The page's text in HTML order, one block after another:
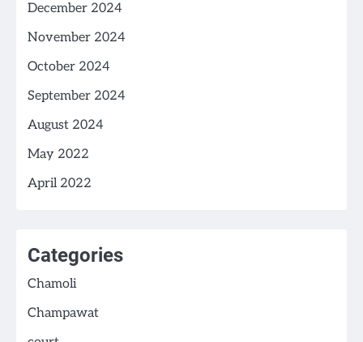
December 2024
November 2024
October 2024
September 2024
August 2024
May 2022
April 2022
Categories
Chamoli
Champawat